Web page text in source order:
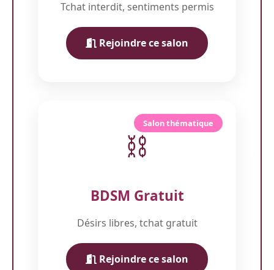
Tchat interdit, sentiments permis
Rejoindre ce salon
Salon thématique
⛓️
BDSM Gratuit
Désirs libres, tchat gratuit
Rejoindre ce salon